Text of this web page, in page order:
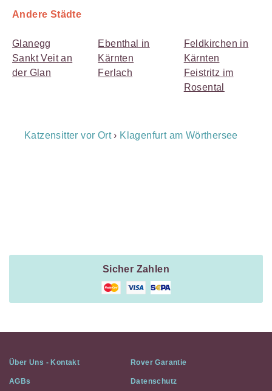
Andere Städte
Glanegg
Sankt Veit an
der Glan
Ebenthal in
Kärnten
Ferlach
Feldkirchen in
Kärnten
Feistritz im
Rosental
Breadcrumb
Katzensitter vor Ort› Klagenfurt am Wörthersee
Sicher Zahlen
Über Uns - Kontakt Rover Garantie
AGBs Datenschutz